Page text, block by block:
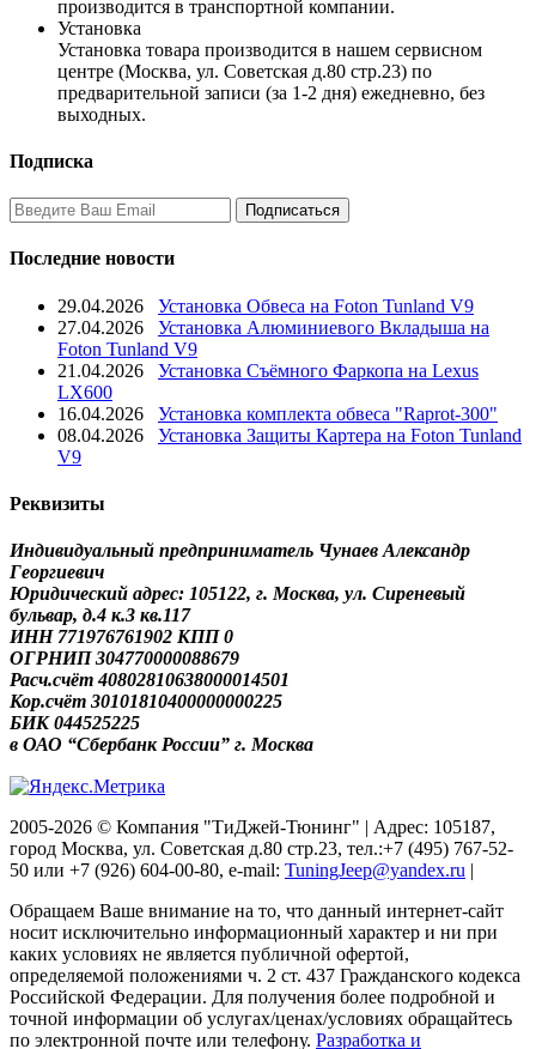
производится в транспортной компании.
Установка
Установка товара производится в нашем сервисном
центре (Москва, ул. Советская д.80 стр.23) по
предварительной записи (за 1-2 дня) ежедневно, без
выходных.
Подписка
Последние новости
29.04.2026
Установка Обвеса на Foton Tunland V9
27.04.2026
Установка Алюминиевого Вкладыша на
Foton Tunland V9
21.04.2026
Установка Съёмного Фаркопа на Lexus
LX600
16.04.2026
Установка комплекта обвеса "Raprot-300"
08.04.2026
Установка Защиты Картера на Foton Tunland
V9
Реквизиты
Индивидуальный предприниматель Чунаев Александр
Георгиевич
Юридический адрес: 105122, г. Москва, ул. Сиреневый
бульвар, д.4 к.3 кв.117
ИНН 771976761902 КПП 0
ОГРНИП 304770000088679
Расч.счёт 40802810638000014501
Кор.счёт 30101810400000000225
БИК 044525225
в ОАО “Сбербанк России” г. Москва
2005-2026 © Компания "ТиДжей-Тюнинг" | Адрес: 105187,
город Москва, ул. Советская д.80 стр.23, тел.:+7 (495) 767-52-
50 или +7 (926) 604-00-80, e-mail: TuningJeep@yandex.ru |
Обращаем Ваше внимание на то, что данный интернет-сайт
носит исключительно информационный характер и ни при
каких условиях не является публичной офертой,
определяемой положениями ч. 2 ст. 437 Гражданского кодекса
Российской Федерации. Для получения более подробной и
точной информации об услугах/ценах/условиях обращайтесь
по электронной почте или телефону. Разработка и